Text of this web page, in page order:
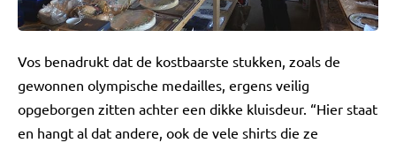
Vos benadrukt dat de kostbaarste stukken, zoals de
gewonnen olympische medailles, ergens veilig
opgeborgen zitten achter een dikke kluisdeur. “Hier staat
en hangt al dat andere, ook de vele shirts die ze